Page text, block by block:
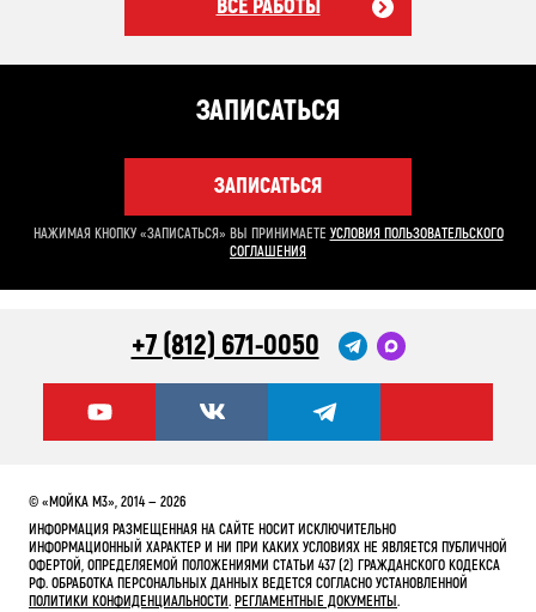
ВСЕ РАБОТЫ
ЗАПИСАТЬСЯ
ЗАПИСАТЬСЯ
НАЖИМАЯ КНОПКУ «ЗАПИСАТЬСЯ» ВЫ ПРИНИМАЕТЕ УСЛОВИЯ ПОЛЬЗОВАТЕЛЬСКОГО
СОГЛАШЕНИЯ
+7 (812) 671-0050
© «МОЙКА М3», 2014 — 2026
ИНФОРМАЦИЯ РАЗМЕЩЕННАЯ НА САЙТЕ НОСИТ ИСКЛЮЧИТЕЛЬНО
ИНФОРМАЦИОННЫЙ ХАРАКТЕР И НИ ПРИ КАКИХ УСЛОВИЯХ НЕ ЯВЛЯЕТСЯ ПУБЛИЧНОЙ
ОФЕРТОЙ, ОПРЕДЕЛЯЕМОЙ ПОЛОЖЕНИЯМИ СТАТЬИ 437 (2) ГРАЖДАНСКОГО КОДЕКСА
РФ. ОБРАБОТКА ПЕРСОНАЛЬНЫХ ДАННЫХ ВЕДЕТСЯ СОГЛАСНО УСТАНОВЛЕННОЙ
ПОЛИТИКИ КОНФИДЕНЦИАЛЬНОСТИ. РЕГЛАМЕНТНЫЕ ДОКУМЕНТЫ.